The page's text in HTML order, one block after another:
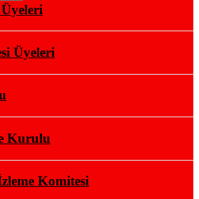
Üyeleri
Kurulu
Komitesi